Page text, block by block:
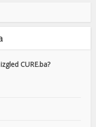
CURE.ba?